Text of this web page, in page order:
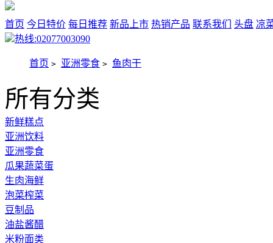
首页 今日特价 每日推荐 新品上市 热销产品 联系我们 头盘 凉
热线:02077003090
首页 > 亚洲零食 > 鱼肉干
所有分类
新鲜糕点
亚洲饮料
亚洲零食
瓜果蔬菜蛋
生肉海鲜
泡菜榨菜
豆制品
油盐酱醋
米粉面类